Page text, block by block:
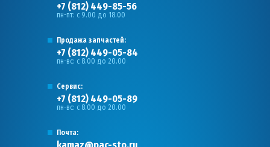
+7 (812) 449-85-56
пн-пт: с 9.00 до 18.00
Продажа запчастей:
+7 (812) 449-05-84
пн-вс: с 8.00 до 20.00
Сервис:
+7 (812) 449-05-89
пн-вс: с 8.00 до 20.00
Почта: